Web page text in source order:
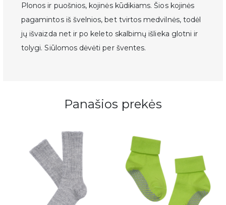
Plonos ir puošnios, kojinės kūdikiams. Šios kojinės
pagamintos iš švelnios, bet tvirtos medvilnės, todėl
jų išvaizda net ir po keleto skalbimų išlieka glotni ir
tolygi. Siūlomos dėvėti per šventes.
Panašios prekės